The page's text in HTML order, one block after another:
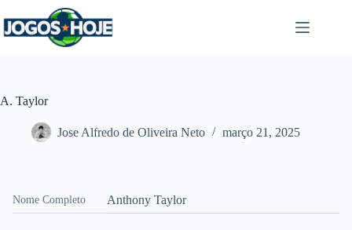
para
o
A. Taylor
Jose Alfredo de Oliveira Neto março 21, 2025
Nome Completo Anthony Taylor